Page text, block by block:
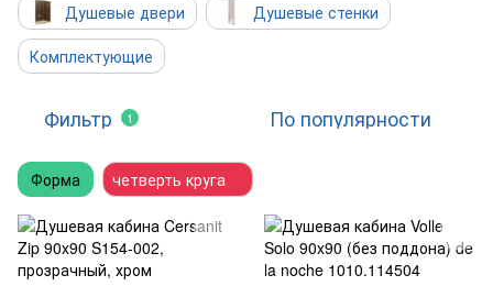
Душевые двери
Душевые стенки
Комплектующие
Фильтр 1 По популярности
Форма четверть круга